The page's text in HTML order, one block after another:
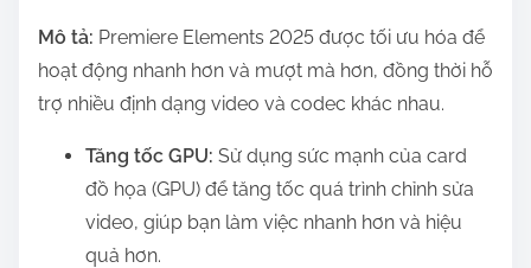
Mô tả: Premiere Elements 2025 được tối ưu hóa để
hoạt động nhanh hơn và mượt mà hơn, đồng thời hỗ
trợ nhiều định dạng video và codec khác nhau.
Tăng tốc GPU: Sử dụng sức mạnh của card
đồ họa (GPU) để tăng tốc quá trình chỉnh sửa
video, giúp bạn làm việc nhanh hơn và hiệu
quả hơn.